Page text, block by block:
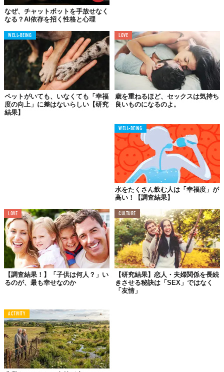
なぜ、チャットボットを手放せなく
なる？AI依存を招く性格と心理
WELL-BEING
ペットがいても、いなくても「幸福
度の向上」に差はないらしい【研究
結果】
LOVE
歳を重ねるほど、セックスは気持ち
良いものになるのよ。
WELL-BEING
水をたくさん飲む人は「幸福度」が
高い！【調査結果】
LOVE
【調査結果！】「子供は何人？」い
るのが、最も幸せなのか
CULTURE
【研究結果】恋人・夫婦関係を長続
きさせる秘訣は「SEX」ではなく
「友情」
ACTIVITY